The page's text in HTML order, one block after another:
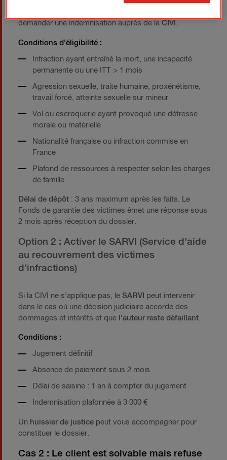
demander une indemnisation auprès de la CIVI .
Conditions d’éligibilité :
Infraction ayant entraîné la mort, une incapacité
permanente ou une ITT > 1 mois
Agression sexuelle, traite humaine, proxénétisme,
travail forcé, atteinte sexuelle sur mineur
Vol ou escroquerie ayant provoqué une détresse
morale ou matérielle
Nationalité française ou infraction commise en
France
Plafond de ressources à respecter selon les charges
de famille
Délai de dépôt : 3 ans maximum après les faits. Le
Fonds de garantie des victimes émet une réponse sous
2 mois après réception du dossier.
Option 2 : Activer le SARVI (Service d’aide
au recouvrement des victimes
d’infractions)
Si la CIVI ne s’applique pas, le SARVI peut intervenir
dans le cas où une décision judiciaire accorde des
dommages et intérêts et que l’auteur reste défaillant.
Conditions :
Jugement définitif
Absence de paiement sous 2 mois
Délai de saisine : 1 an à compter du jugement
Indemnisation plafonnée à 3 000 €
Un huissier de justice peut vous accompagner pour
constituer le dossier.
Cas 2 : Le client est solvable mais refuse